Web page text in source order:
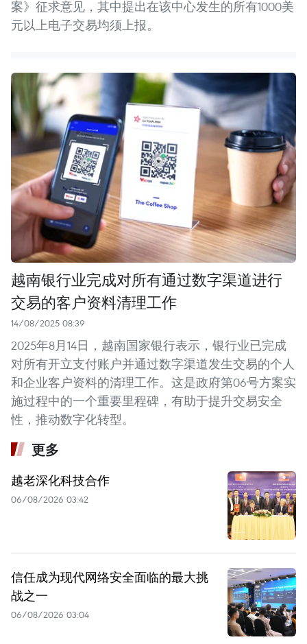
案》征求意见，其中提出在该中心发生的所有1000美
元以上电子交易均须上报。
越南银行业完成对所有通过数字渠道进行
交易的客户资料清理工作
14/08/2025 08:39
2025年8月14日，越南国家银行表示，银行业已完成
对所有开立支付账户并通过数字渠道发生交易的个人
和企业客户资料的清理工作。这是政府第06号方案实
施过程中的一个重要里程碑，有助于提升交易安全
性，推动数字化转型。
更多
越老深化科技合作
06/08/2026 03:42
信任成为现代网络安全面临的最大挑
战之一
06/08/2026 03:04